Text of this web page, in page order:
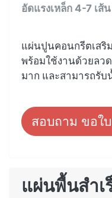
อัดแรงเหล็ก 4-7 เส้
แผ่นปูนคอนกรีตเสริ
พร้อมใช้งานด้วยลว
มาก และสามารถรั
สอบถาม ขอใ
แผ่นพื้นสำเ